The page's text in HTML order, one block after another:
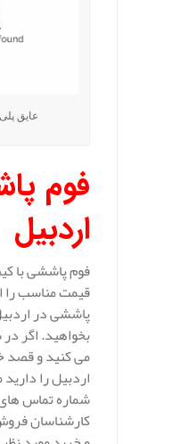
عایق
فوم
اردبیل
فوم پاششی با
قیمت مناسب را
پاششی در
بخواهید. اگر
می کنید و قصد
اردبیل را
شماره تماس
کارشناسان